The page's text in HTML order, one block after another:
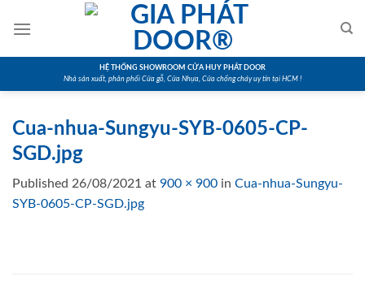
HỆ THỐNG SHOWROOM CỬA HUY PHÁT DOOR
Nhà sản xuất, phân phối Cửa gỗ, Cửa Nhựa, Cửa chống cháy uy tín tại HCM !
Cua-nhua-Sungyu-SYB-0605-CP-
SGD.jpg
Published 26/08/2021 at 900 × 900 in Cua-nhua-Sungyu-
SYB-0605-CP-SGD.jpg